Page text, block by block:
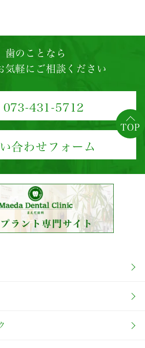
TOP
歯のことなら
気軽にご相談ください
073-431-5712
合わせフォーム